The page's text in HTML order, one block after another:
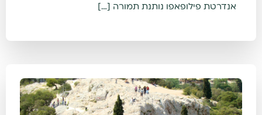
אנדרטת פילופאפו נותנת תמורה […]